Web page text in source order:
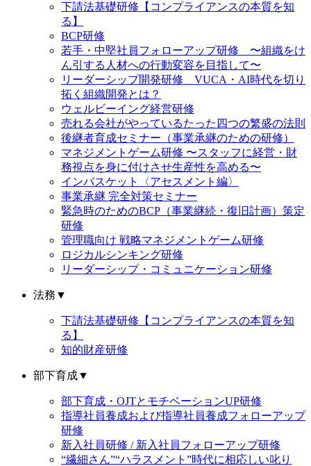
下請法基礎研修【コンプライアンスの本質を知
る】
BCP研修
若手・中堅社員フォローアップ研修 〜組織をけ
ん引する人材への行動変容を目指して〜
リーダーシップ開発研修 VUCA・AI時代を切り
拓く組織開発とは？
ウェルビーイング経営研修
売れる会社がやっているたった四つの繁盛の法則
後継者育成セミナー（事業承継のための研修）
マネジメントゲーム研修 〜スタッフに経営・財
務視点を身に付けさせ生産性を高める〜
インバスケット〈アセスメント編〉
事業承継 完全対策セミナー
緊急時のためのBCP（事業継続・復旧計画）策定
研修
管理職向け 戦略マネジメントゲーム研修
ロジカルシンキング研修
リーダーシップ・コミュニケーション研修
法務 ▼
下請法基礎研修【コンプライアンスの本質を知
る】
知的財産研修
部下育成▼
部下育成・OJTとモチベーションUP研修
指導社員養成および指導社員養成フォローアップ
研修
新入社員研修 / 新入社員フォローアップ研修
“繊細さん”“ハラスメント”時代に相応しい叱り